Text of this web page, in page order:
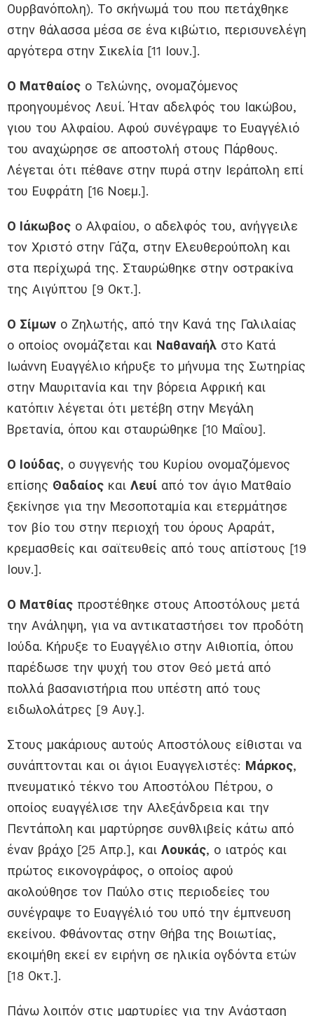
Ουρβανόπολη). Το σκήνωμά του που πετάχθηκε
στην θάλασσα μέσα σε ένα κιβώτιο, περισυνελέγη
αργότερα στην Σικελία [11 Ιουν.].
Ο Ματθαίος ο Τελώνης, ονομαζόμενος
προηγουμένος Λευί. Ήταν αδελφός του Ιακώβου,
γιου του Αλφαίου. Αφού συνέγραψε το Ευαγγέλιό
του αναχώρησε σε αποστολή στους Πάρθους.
Λέγεται ότι πέθανε στην πυρά στην Ιεράπολη επί
του Ευφράτη [16 Νοεμ.].
Ο Ιάκωβος ο Αλφαίου, ο αδελφός του, ανήγγειλε
τον Χριστό στην Γάζα, στην Ελευθερούπολη και
στα περίχωρά της. Σταυρώθηκε στην οστρακίνα
της Αιγύπτου [9 Οκτ.].
Ο Σίμων ο Ζηλωτής, από την Κανά της Γαλιλαίας
ο οποίος ονομάζεται και Ναθαναήλ στο Κατά
Ιωάννη Ευαγγέλιο κήρυξε το μήνυμα της Σωτηρίας
στην Μαυριτανία και την βόρεια Αφρική και
κατόπιν λέγεται ότι μετέβη στην Μεγάλη
Βρετανία, όπου και σταυρώθηκε [10 Μαΐου].
Ο Ιούδας, ο συγγενής του Κυρίου ονομαζόμενος
επίσης Θαδαίος και Λευί από τον άγιο Ματθαίο
ξεκίνησε για την Μεσοποταμία και ετερμάτησε
τον βίο του στην περιοχή του όρους Αραράτ,
κρεμασθείς και σαϊτευθείς από τους απίστους [19
Ιουν.].
Ο Ματθίας προστέθηκε στους Αποστόλους μετά
την Ανάληψη, για να αντικαταστήσει τον προδότη
Ιούδα. Κήρυξε το Ευαγγέλιο στην Αιθιοπία, όπου
παρέδωσε την ψυχή του στον Θεό μετά από
πολλά βασανιστήρια που υπέστη από τους
ειδωλολάτρες [9 Αυγ.].
Στους μακάριους αυτούς Αποστόλους είθισται να
συνάπτονται και οι άγιοι Ευαγγελιστές: Μάρκος,
πνευματικό τέκνο του Αποστόλου Πέτρου, ο
οποίος ευαγγέλισε την Αλεξάνδρεια και την
Πεντάπολη και μαρτύρησε συνθλιβείς κάτω από
έναν βράχο [25 Απρ.], και Λουκάς, ο ιατρός και
πρώτος εικονογράφος, ο οποίος αφού
ακολούθησε τον Παύλο στις περιοδείες του
συνέγραψε το Ευαγγέλιό του υπό την έμπνευση
εκείνου. Φθάνοντας στην Θήβα της Βοιωτίας,
εκοιμήθη εκεί εν ειρήνη σε ηλικία ογδόντα ετών
[18 Οκτ.].
Πάνω λοιπόν στις μαρτυρίες για την Ανάσταση